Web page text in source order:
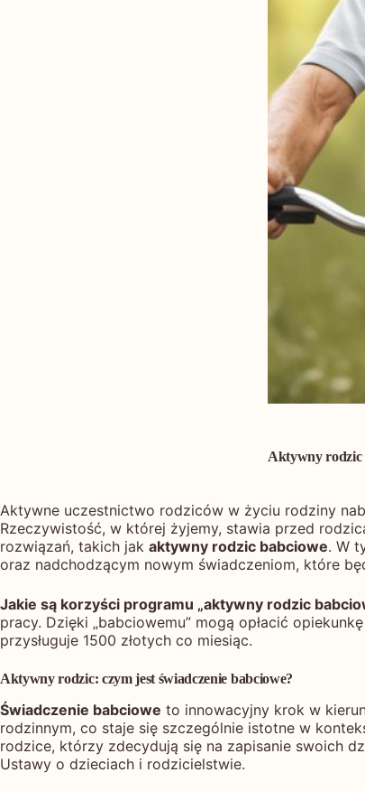
Aktywny rodzic
Aktywne uczestnictwo rodziców w życiu rodziny
Rzeczywistość, w której żyjemy, stawia przed
rozwiązań, takich jak aktywny rodzic babciowe. W
oraz nadchodzącym nowym świadczeniom, które
Jakie są korzyści programu „aktywny rodzic
pracy. Dzięki „babciowemu” mogą opłacić
przysługuje 1500 złotych co miesiąc.
Aktywny rodzic: czym jest świadczenie babciowe?
Świadczenie babciowe to innowacyjny krok w
rodzinnym, co staje się szczególnie istotne w
rodzice, którzy zdecydują się na zapisanie swoich
Ustawy o dzieciach i rodzicielstwie.